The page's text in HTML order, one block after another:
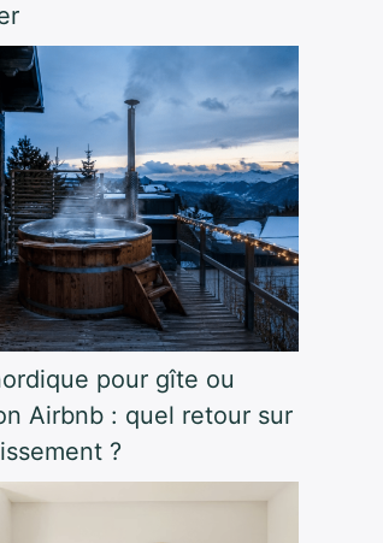
pour gîte ou
Airbnb : quel retour sur
?